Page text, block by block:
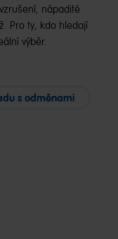
nápadité
Pro ty, kdo hledají
výběr.
s odměnami